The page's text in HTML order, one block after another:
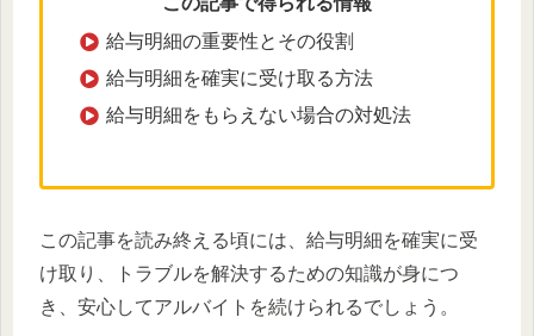
給与明細の重要性とその役割
給与明細を確実に受け取る方法
給与明細をもらえない場合の対処法
この記事を読み終える頃には、給与明細を確実に受
け取り、トラブルを解決するための知識が身につ
き、安心してアルバイトを続けられるでしょう。